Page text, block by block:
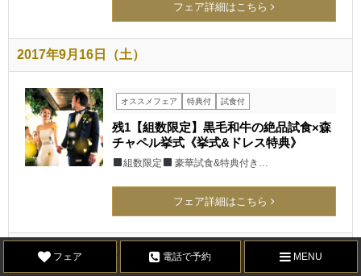
フェア詳細はこちら
2017年9月16日（土）
オススメフェア 特典付 試食付
残1【組数限定】黒毛和牛の絶品試食×森
チャペル挙式《挙式&ドレス特典》
組数限定 豪華試食&特典付き…
フェア詳細はこちら
2017年9月16日（土）
フェア 電話で予約 MENU